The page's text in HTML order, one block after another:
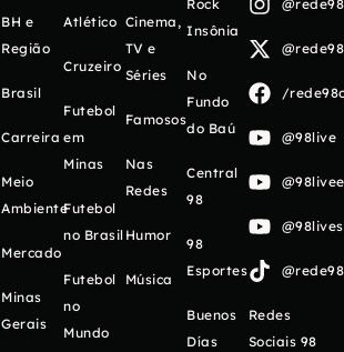
BH e
Região
Brasil
Carreira
Meio
Ambiente
Mercado
Minas
Gerais
Atlético
Cruzeiro
Futebol
em
Minas
Futebol
no Brasil
Futebol
no
Mundo
Cinema,
TV e
Séries
Famosos
Nas
Redes
Humor
Música
Rock
Insônia
No
Fundo
do Baú
Central
98
98
Esportes
Buenos
Días
/
@98live
Redes
Sociais 98